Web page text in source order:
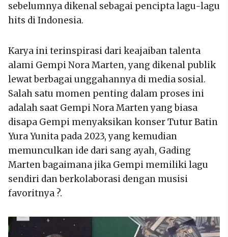
sebelumnya dikenal sebagai pencipta lagu-lagu
hits di Indonesia.
Karya ini terinspirasi dari keajaiban talenta
alami Gempi Nora Marten, yang dikenal publik
lewat berbagai unggahannya di media sosial.
Salah satu momen penting dalam proses ini
adalah saat Gempi Nora Marten yang biasa
disapa Gempi menyaksikan konser Tutur Batin
Yura Yunita pada 2023, yang kemudian
memunculkan ide dari sang ayah, Gading
Marten bagaimana jika Gempi memiliki lagu
sendiri dan berkolaborasi dengan musisi
favoritnya ?.